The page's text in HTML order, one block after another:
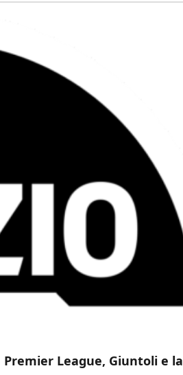
League, Giuntoli e la